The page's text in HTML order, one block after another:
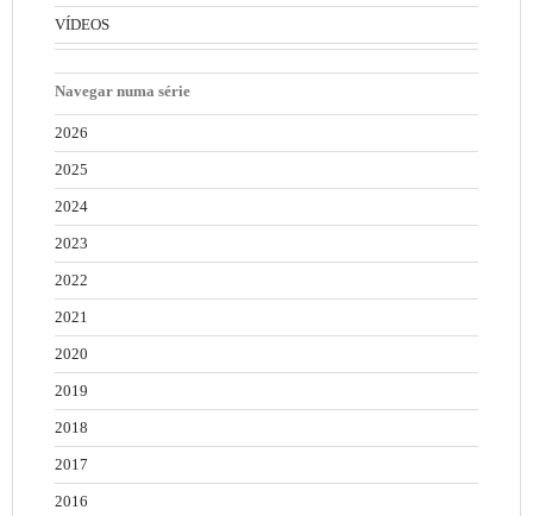
VÍDEOS
Navegar numa série
2026
2025
2024
2023
2022
2021
2020
2019
2018
2017
2016